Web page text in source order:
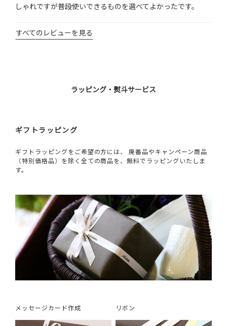
しゃれですが普段使いできるものを選べてよかったです。
すべてのレビューを見る
ラッピング・熨斗サービス
ギフトラッピング
ギフトラッピングをご希望の方には、 廃番品やキャンペーン商品
（特別価格品）を除く全ての商品を、無料でラッピングいたしま
す。
メッセージカード作成 リボン